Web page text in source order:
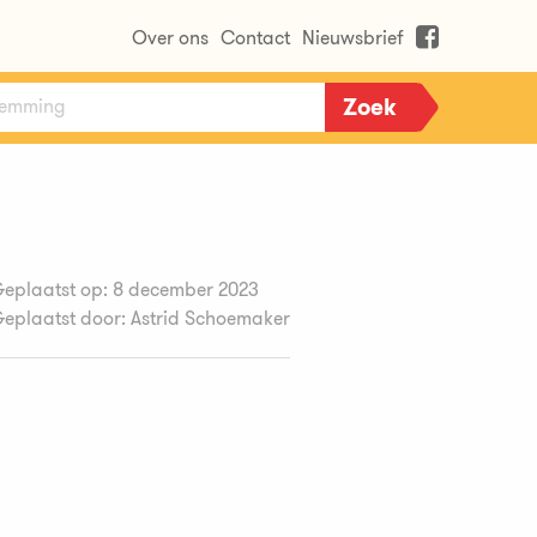
Over ons Contact Nieuwsbrief
op: 8 december 2023
door: Astrid Schoemaker